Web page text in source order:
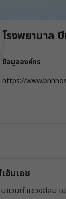
โรงพยาบาล
ข้อมูลองค์กร
https://
อ็นเอช
วนต์ แขวงสีลม เ